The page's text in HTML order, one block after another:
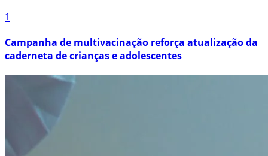
1
Campanha de multivacinação reforça atualização da
caderneta de crianças e adolescentes